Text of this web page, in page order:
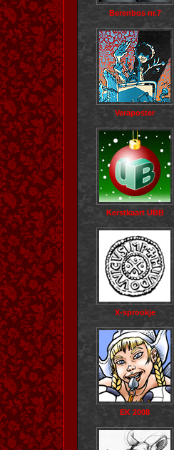
Berenbos nr.7
Veraposter
Kerstkaart UBB
X-sprookje
EK 2008